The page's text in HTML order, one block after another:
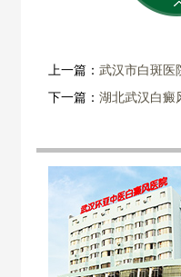
上一篇： 武汉市白斑医
下一篇： 湖北武汉白癜